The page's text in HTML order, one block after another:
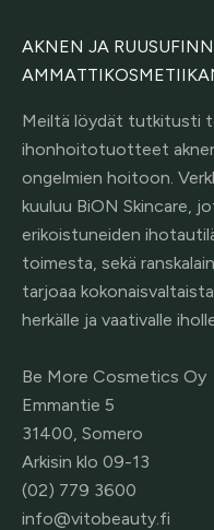
AKNEN JA
Meiltä löydät tutkitusti
ihonhoitotuotteet
ongelmien hoitoon.
kuuluu BiON Skincare,
erikoistuneiden
toimesta, sekä
tarjoaa
herkälle ja vaativalle
Be More Cosmetics Oy
Emmantie 5
31400, Somero
Arkisin klo 09-13
(02) 779 3600
info@vitobeauty.fi